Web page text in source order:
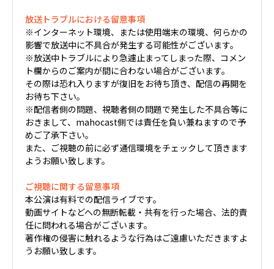
放送トラブルにおける留意事項
※インターネット環境、または使用端末の環境、何らかの
影響で放送中に不具合が発生する可能性がございます。
※放送中トラブルにより急遽止まってしまった際、コメン
ト欄からのご案内が間に合わない場合がございます。
その際は恐れ入りますが復旧をお待ち頂き、配信の再開を
お待ち下さい。
※配信者側の問題、視聴者側の問題で発生した不具合等に
おきまして、mahocast側では責任を負い兼ねますので予
めご了承下さい。
また、ご視聴の前に必ず通信環境をチェックして頂きます
ようお願い致します。
ご視聴に関する留意事項
本公演は有料での配信ライブです。
動画サイトなどへの無断転載・共有を行った場合、法的責
任に問われる場合がございます。
著作権の侵害に触れるような行為はご遠慮いただきますよ
うお願い致します。